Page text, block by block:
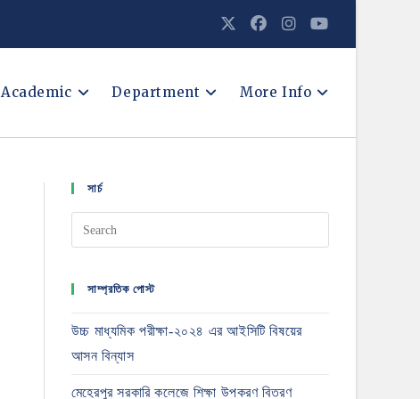
Academic Department More Info
সার্চ
সাম্প্রতিক পোস্ট
উচ্চ মাধ্যমিক পরীক্ষা-২০২৪ এর আইসিটি বিষয়ের
আসন বিন্যাস
মেহেরপুর সরকারি কলেজে শিক্ষা উপকরণ বিতরণ